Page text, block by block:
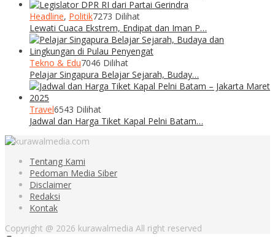
Headline, Politik7273 Dilihat
Lewati Cuaca Ekstrem, Endipat dan Iman P…
Tekno & Edu7046 Dilihat
Pelajar Singapura Belajar Sejarah, Buday…
Travel6543 Dilihat
Jadwal dan Harga Tiket Kapal Pelni Batam…
Tentang Kami
Pedoman Media Siber
Disclaimer
Redaksi
Kontak
Copyright @ 2026 kurawalmedia All right reserved